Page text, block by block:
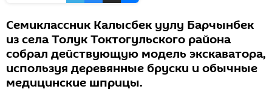
Семиклассник Калысбек уулу Барчынбек
из села Толук Токтогульского района
собрал действующую модель экскаватора,
используя деревянные бруски и обычные
медицинские шприцы.